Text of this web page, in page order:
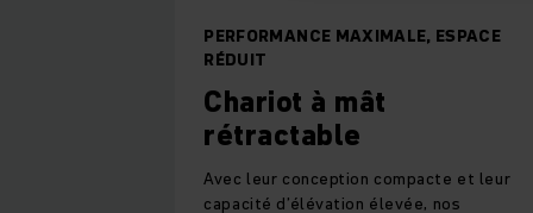
PERFORMANCE MAXIMALE, ESPACE
RÉDUIT
Chariot à mât
rétractable
Avec leur conception compacte et leur
capacité d’élévation élevée, nos